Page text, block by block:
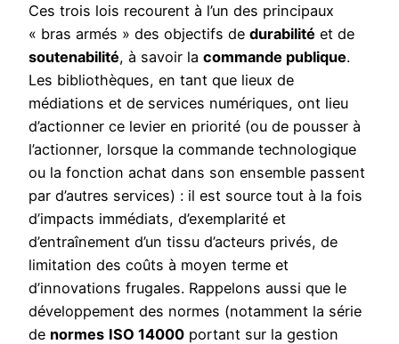
Ces trois lois recourent à l’un des principaux
« bras armés » des objectifs de durabilité et de
soutenabilité, à savoir la commande publique.
Les bibliothèques, en tant que lieux de
médiations et de services numériques, ont lieu
d’actionner ce levier en priorité (ou de pousser à
l’actionner, lorsque la commande technologique
ou la fonction achat dans son ensemble passent
par d’autres services) : il est source tout à la fois
d’impacts immédiats, d’exemplarité et
d’entraînement d’un tissu d’acteurs privés, de
limitation des coûts à moyen terme et
d’innovations frugales. Rappelons aussi que le
développement des normes (notamment la série
de normes ISO 14000 portant sur la gestion